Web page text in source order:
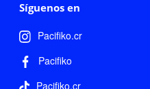
Síguenos en
Pacifiko.cr
Pacifiko
Pacifiko.cr